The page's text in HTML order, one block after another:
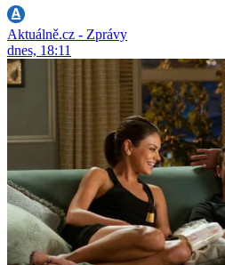
Aktuálně.cz - Zprávy
dnes, 18:11